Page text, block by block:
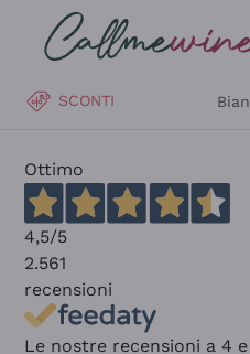
Salta al contenuto principale
SCONTI
Ottimo
4,5/5
2.561
recensioni
Le nostre recensioni a 4